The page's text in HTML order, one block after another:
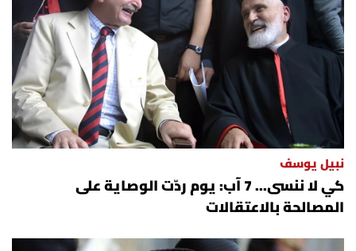
نبيل يوسف
كي لا ننسى... 7 آب: يوم ردّت الوصاية على
المصالحة بالاعتقالات